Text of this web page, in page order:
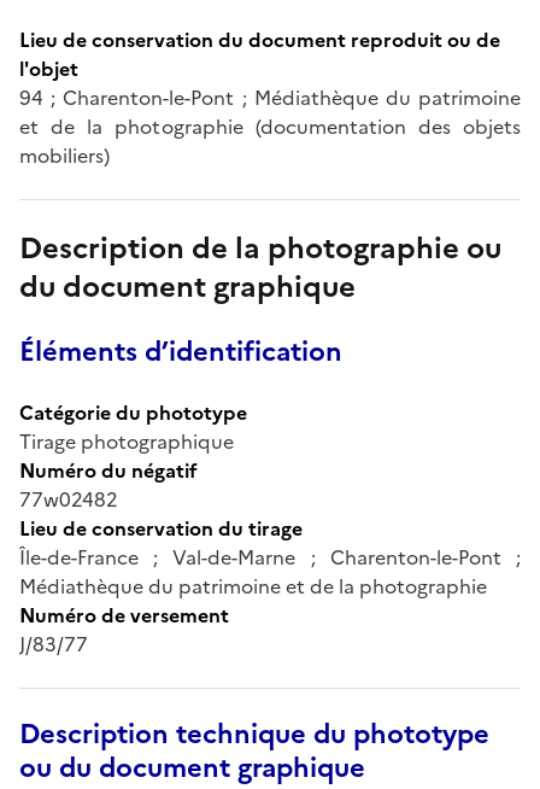
Lieu de conservation du document reproduit ou de
l'objet
94 ; Charenton-le-Pont ; Médiathèque du patrimoine
et de la photographie (documentation des objets
mobiliers)
Description de la photographie ou
du document graphique
Éléments d’identification
Catégorie du phototype
Tirage photographique
Numéro du négatif
77w02482
Lieu de conservation du tirage
Île-de-France ; Val-de-Marne ; Charenton-le-Pont ;
Médiathèque du patrimoine et de la photographie
Numéro de versement
J/83/77
Description technique du phototype
ou du document graphique